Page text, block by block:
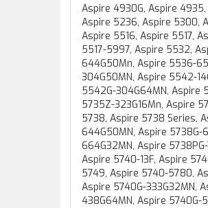
Aspire 4930G, Aspire
Aspire 5236, Aspire 5300,
Aspire 5516, Aspire 5517,
5517-5997, Aspire 5532,
644G50Mn, Aspire 5536-
304G50MN, Aspire 5542-
5542G-304G64MN, Aspire
5735Z-323G16Mn, Aspire
5738, Aspire 5738 Series,
644G50MN, Aspire 5738G-
664G32MN, Aspire
Aspire 5740-13F, Aspire
5749, Aspire 5740-5780,
Aspire 5740G-333G32MN,
438G64MN, Aspire 5740G-